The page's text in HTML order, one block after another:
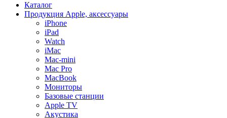
Каталог
Продукция Apple, аксессуары
iPhone
iPad
Watch
iMac
Mac-mini
Mac Pro
MacBook
Мониторы
Базовые станции
Apple TV
Акустика